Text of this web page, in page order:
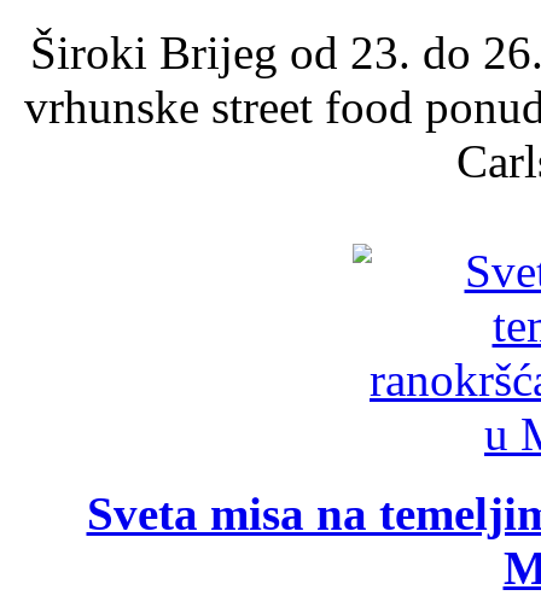
Široki Brijeg od 23. do
vrhunske street food
Sveta misa na